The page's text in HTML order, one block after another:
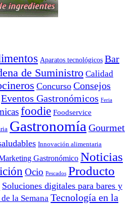
Aparatos tecnológicos Bar
de Suministro Calidad
Concurso Consejos
Eventos Gastronómicos Feria
foodie Foodservice
Gastronomía Gourmet
Innovación alimentaria
Gastronómico Noticias
Ocio Pescados Producto
Soluciones digitales para bares y
la Semana Tecnología en la